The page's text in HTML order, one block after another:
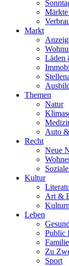
Markt
Läden
Themen
Natur
Auto
Recht
Neue
Kultur
Art &
Leben
Public
Familie
Zu
Sport